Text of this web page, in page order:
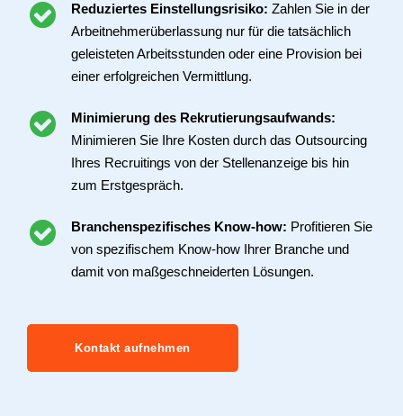
Reduziertes Einstellungsrisiko: Zahlen Sie in der
Arbeitnehmerüberlassung nur für die tatsächlich
geleisteten Arbeitsstunden oder eine Provision bei
einer erfolgreichen Vermittlung.
Minimierung des Rekrutierungsaufwands:
Minimieren Sie Ihre Kosten durch das Outsourcing
Ihres Recruitings von der Stellenanzeige bis hin
zum Erstgespräch.
Branchenspezifisches Know-how: Profitieren Sie
von spezifischem Know-how Ihrer Branche und
damit von maßgeschneiderten Lösungen.
Kontakt aufnehmen